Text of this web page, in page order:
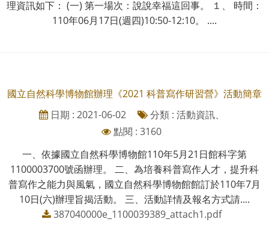
理資訊如下： (一) 第一場次：說說幸福這回事。 １、 時間：
110年06月17日(週四)10:50-12:10。 ....
國立自然科學博物館辦理《2021 科普寫作研習營》活動簡章
日期 : 2021-06-02
分類 : 活動資訊、
點閱 : 3160
一、依據國立自然科學博物館110年5月21日館科字第
1100003700號函辦理。 二、為培養科普寫作人才，提升科
普寫作之能力與風氣，國立自然科學博物館館訂於110年7月
10日(六)辦理旨揭活動。 三、活動詳情及報名方式請....
387040000e_1100039389_attach1.pdf